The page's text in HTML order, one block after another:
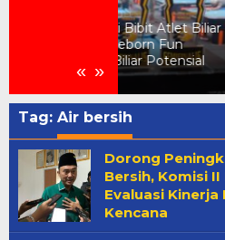
« »
Hari Ke 2
POBSI Kaltim
Berguguran
Tag: Air bersih
Dorong
Bersih, Komisi II
Evaluasi
Kencana